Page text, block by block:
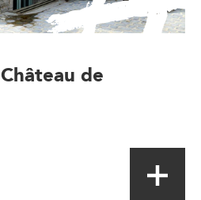
de